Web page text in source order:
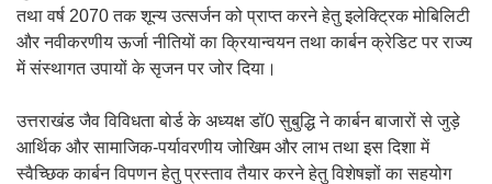
तथा वर्ष 2070 तक शून्य उत्सर्जन को प्राप्त करने हेतु इलेक्ट्रिक मोबिलिटी
और नवीकरणीय ऊर्जा नीतियों का क्रियान्वयन तथा कार्बन क्रेडिट पर राज्य
में संस्थागत उपायों के सृजन पर जोर दिया।
उत्तराखंड जैव विविधता बोर्ड के अध्यक्ष डॉ0 सुबुद्धि ने कार्बन बाजारों से जुड़े
आर्थिक और सामाजिक-पर्यावरणीय जोखिम और लाभ तथा इस दिशा में
स्वैच्छिक कार्बन विपणन हेतु प्रस्ताव तैयार करने हेतु विशेषज्ञों का सहयोग